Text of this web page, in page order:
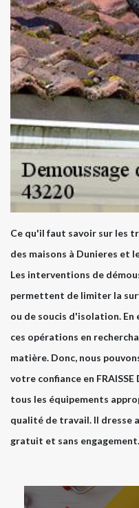
Ce qu'il faut savoir sur les
des maisons à Dunieres et
Les interventions de
permettent de limiter la
ou de soucis d'isolation.
ces opérations en
matière. Donc, nous
votre confiance en
tous les équipements
qualité de travail. Il dresse
gratuit et sans engagement.